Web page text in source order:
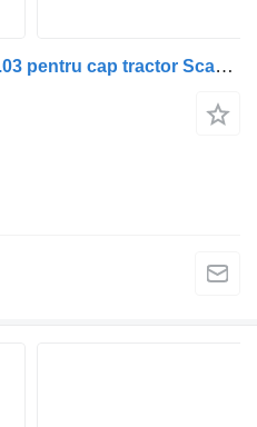
Motor Scania DC 9.03 DC9.03 pentru cap tractor Scania F94, G230, K94, L94, N94, OmniCity, P, R, Series – D230, T94